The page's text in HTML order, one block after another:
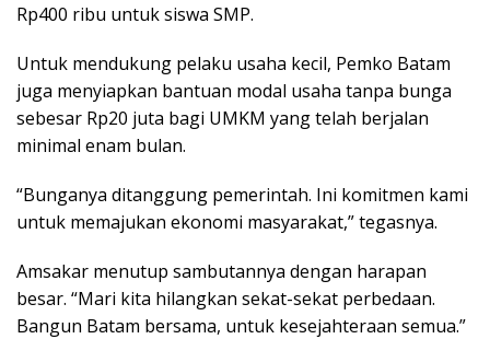
Rp400 ribu untuk siswa SMP.
Untuk mendukung pelaku usaha kecil, Pemko Batam
juga menyiapkan bantuan modal usaha tanpa bunga
sebesar Rp20 juta bagi UMKM yang telah berjalan
minimal enam bulan.
“Bunganya ditanggung pemerintah. Ini komitmen kami
untuk memajukan ekonomi masyarakat,” tegasnya.
Amsakar menutup sambutannya dengan harapan
besar. “Mari kita hilangkan sekat-sekat perbedaan.
Bangun Batam bersama, untuk kesejahteraan semua.”